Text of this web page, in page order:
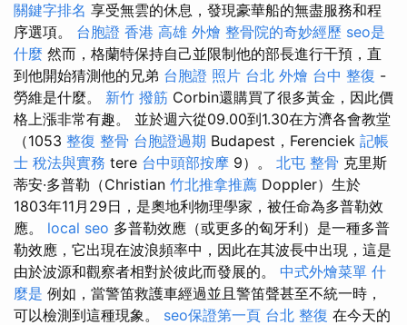
關鍵字排名 享受無雲的休息，發現豪華船的無盡服務和程
序選項。 台胞證 香港 高雄 外燴 整骨院的奇妙經歷 seo是
什麼 然而，格蘭特保持自己並限制他的部長進行干預，直
到他開始猜測他的兄弟 台胞證 照片 台北 外燴 台中 整復 -
勞維是什麼。 新竹 撥筋 Corbin還購買了很多黃金，因此價
格上漲非常有趣。 並於週六從09.00到1.30在方濟各會教堂
（1053 整復 整骨 台胞證過期 Budapest，Ferenciek 記帳
士 稅法與實務 tere 台中頭部按摩 9）。 北屯 整骨 克里斯
蒂安·多普勒（Christian 竹北推拿推薦 Doppler）生於
1803年11月29日，是奧地利物理學家，被任命為多普勒效
應。 local seo 多普勒效應（或更多的匈牙利）是一種多普
勒效應，它出現在波浪頻率中，因此在其波長中出現，這是
由於波源和觀察者相對於彼此而發展的。 中式外燴菜單 什
麼是 例如，當警笛救護車經過並且警笛聲甚至不統一時，
可以檢測到這種現象。 seo保證第一頁 台北 整復 在今天的